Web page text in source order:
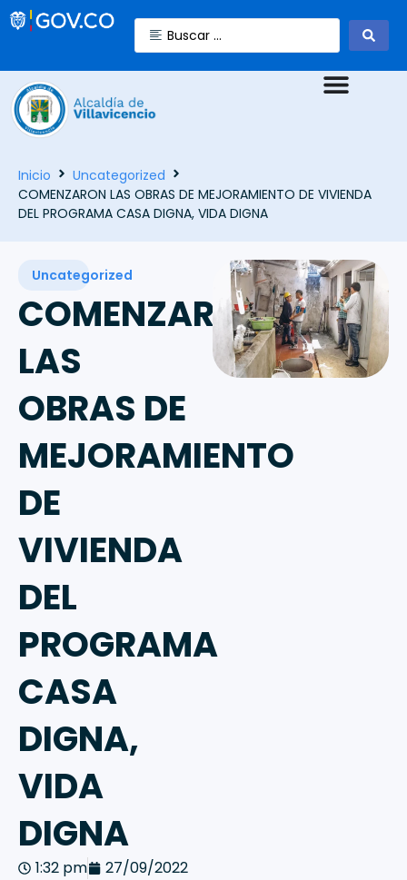
Inicio
Uncategorized
COMENZARON LAS OBRAS DE MEJORAMIENTO DE VIVIENDA
DEL PROGRAMA CASA DIGNA, VIDA DIGNA
Uncategorized
COMENZARON
LAS
OBRAS DE
MEJORAMIENTO
DE
VIVIENDA
DEL
PROGRAMA
CASA
DIGNA,
VIDA
DIGNA
1:32 pm 27/09/2022